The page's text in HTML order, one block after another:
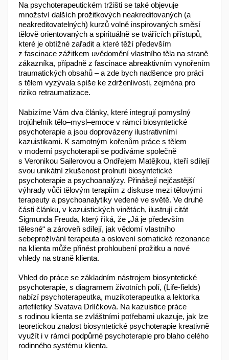
Na psychoterapeutickém tržišti se také objevuje
množství dalších prožitkových neakreditovaných (a
neakreditovatel­ných) kurzů volně inspirovaných směsí
tělově orientovaných a spirituálně se tvářících přístupů,
které je obtížné zařadit a které těží především
z fascinace zážitkem uvědomění vlastního těla na straně
zákazníka, případně z fascinace abre­ak­tivním vynořením
traumatických obsahů –⁠⁠⁠⁠⁠ a zde bych nadšence pro práci
s tělem vyzývala spíše ke zdrženlivosti, zejména pro
riziko retraumatizace.
Nabízíme Vám dva články, které integrují pomyslný
trojúhelník tělo–mysl–emoce v rámci biosyntetické
psychoterapie a jsou doprovázeny ilustrativními
kazuistikami. K samotným kořenům práce s tělem
v moderní psychoterapii se podí­vá­me společně
s Veronikou Sailerovou a Ondřejem Matějkou, kteří sdílejí
svou unikátní zkušenost prolnutí biosyn­tetické
psychoterapie a psychoanalýzy. Přinášejí nejčastější
výhrady vůči tělovým terapiím z diskuse mezi tělovými
terapeuty a psychoanalytiky vedené ve světě. Ve druhé
části článku, v kazuistických vinětách, ilustrují citát
Sigmunda Freuda, který říká, že „Já je především
tělesné“ a zároveň sdílejí, jak vědomí vlastního
sebeprožívání terapeuta a oslovení somatické rezonance
na klienta může přinést prohloubení prožitku a nové
vhledy na straně klienta.
Vhled do práce se základním nástrojem biosyntetické
psychoterapie, s diagramem životních polí, (Life-fields)
nabízí psychoterapeutka, muzikoterapeutka a lektorka
artefiletiky Svatava Drlíčková. Na kazuistice práce
s rodinou klienta se zvláštními potřebami ukazuje, jak lze
teoretickou znalost biosyntetické psychoterapie kreativně
využít i v rámci pod­půrné psychoterapie pro blaho celého
rodinného systému klienta.